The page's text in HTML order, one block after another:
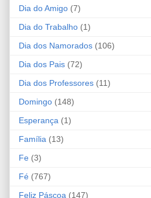
Dia do Amigo (7)
Dia do Trabalho (1)
Dia dos Namorados (106)
Dia dos Pais (72)
Dia dos Professores (11)
Domingo (148)
Esperança (1)
Família (13)
Fe (3)
Fé (767)
Feliz Páscoa (147)